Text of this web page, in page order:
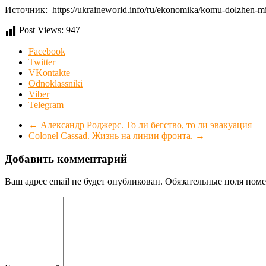
Источник: https://ukraineworld.info/ru/ekonomika/komu-dolzhen-
Post Views: 947
Facebook
Twitter
VKontakte
Odnoklassniki
Viber
Telegram
← Александр Роджерс. То ли бегство, то ли эвакуация
Colonel Cassad. Жизнь на линии фронта. →
Добавить комментарий
Ваш адрес email не будет опубликован. Обязательные поля